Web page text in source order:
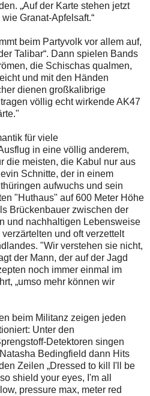
„Auf der Karte stehen jetzt
Granat-Apfelsaft.“
beim Partyvolk vor allem auf,
Talibar“. Dann spielen Bands
die Schischas qualmen,
und mit den Händen
dienen großkalibrige
völlig echt wirkende AK47
für viele
in eine völlig anderem,
die meisten, die Kabul nur aus
Schnitte, der in einem
aufwuchs und sein
"Huthaus" auf 600 Meter Höhe
Brückenbauer zwischen der
und nachhaltigen Lebensweise
und oft verzettelt
"Wir verstehen sie nicht,
der Mann, der auf der Jagd
noch immer einmal im
„umso mehr können wir
beim Militanz zeigen jeden
Unter den
Detektoren singen
Bedingfield dann Hits
Zeilen „Dressed to kill I'll be
shield your eyes, I'm all
pressure max, meter red